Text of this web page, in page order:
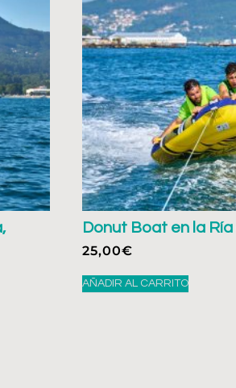
Donut Boat en la
25,00€
AÑADIR AL CARRITO